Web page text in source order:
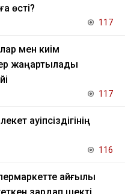
өсті?
117
мен киім
жаңартылады
117
қауіпсіздігінің
116
қайғылы